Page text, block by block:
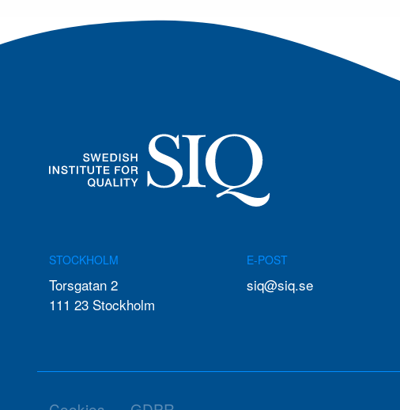
STOCKHOLM
Torsgatan 2
111 23 Stockholm
E-POST
siq@siq.se